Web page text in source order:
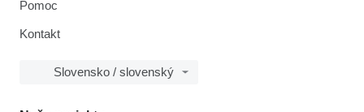
Pomoc
Kontakt
Slovensko / slovenský